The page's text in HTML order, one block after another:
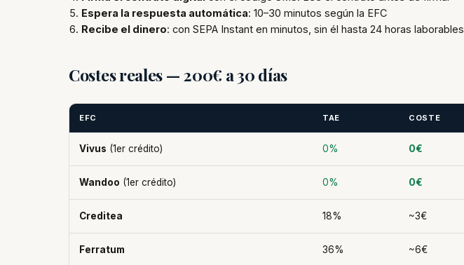
Espera la respuesta automática: 10–30 minutos según la EFC
Recibe el dinero: con SEPA Instant en minutos, sin él hasta 24 horas laborables
Costes reales — 200€ a 30 días
EFC TAE COSTE
Vivus (1er crédito) 0% 0€
Wandoo (1er crédito) 0% 0€
Creditea 18% ~3€
Ferratum 36% ~6€